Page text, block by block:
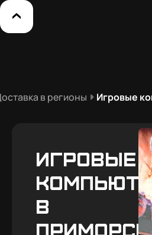
в регионы Игровые
Игровые
в